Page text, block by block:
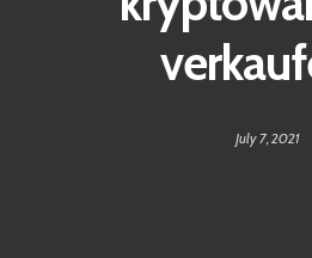
July 7, 2021